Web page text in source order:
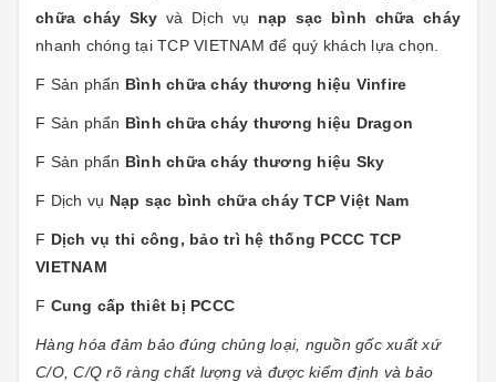
chữa cháy Sky và Dịch vụ nạp sạc bình chữa cháy
nhanh chóng tại TCP VIETNAM để quý khách lựa chọn.
F Sản phẩn Bình chữa cháy thương hiệu Vinfire
F Sản phẩn Bình chữa cháy thương hiệu Dragon
F Sản phẩn Bình chữa cháy thương hiệu Sky
F Dịch vụ Nạp sạc bình chữa cháy TCP Việt Nam
F Dịch vụ thi công, bảo trì hệ thống PCCC TCP
VIETNAM
F Cung cấp thiêt bị PCCC
Hàng hóa đảm bảo đúng chủng loại, nguồn gốc xuất xứ
C/O, C/Q rõ ràng chất lượng và được kiểm định và bảo